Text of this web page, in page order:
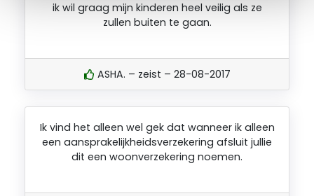
ik wil graag mijn kinderen heel veilig als ze
zullen buiten te gaan.
ASHA. – zeist – 28-08-2017
Ik vind het alleen wel gek dat wanneer ik alleen
een aansprakelijkheidsverzekering afsluit jullie
dit een woonverzekering noemen.